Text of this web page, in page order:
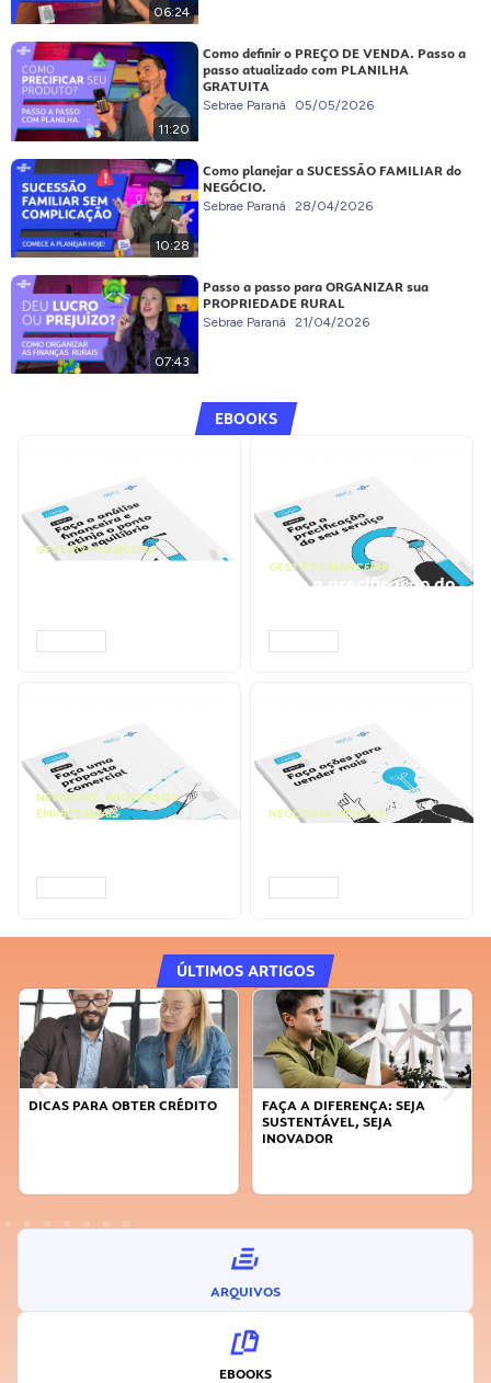
06:24
11:20
Como definir o PREÇO DE VENDA. Passo a
passo atualizado com PLANILHA
GRATUITA
Sebrae Paraná 05/05/2026
10:28
Como planejar a SUCESSÃO FAMILIAR do
NEGÓCIO.
Sebrae Paraná 28/04/2026
07:43
Passo a passo para ORGANIZAR sua
PROPRIEDADE RURAL
Sebrae Paraná 21/04/2026
EBOOKS
GESTÃO FINANCEIRA
Faça a análise GESTÃO FINANCEIRA
Faça a precificação do
NEGÓCIOS, PROCESSOS
EMPRESARIAIS
NEGÓCIOS, VENDAS
Faça ações para
ÚLTIMOS ARTIGOS
DICAS PARA OBTER CRÉDITO
FAÇA A DIFERENÇA: SEJA
SUSTENTÁVEL, SEJA
INOVADOR
ARQUIVOS
EBOOKS